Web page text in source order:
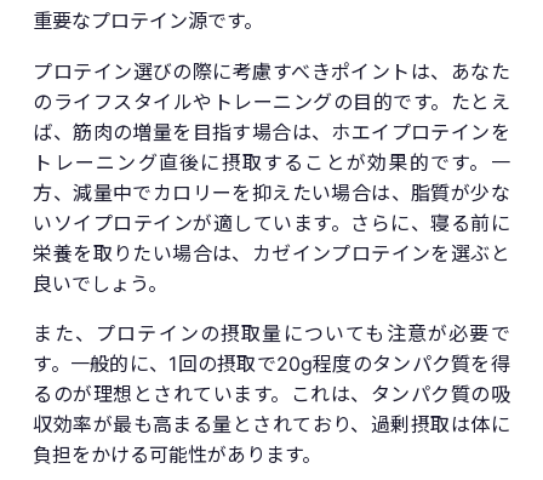
重要なプロテイン源です。
プロテイン選びの際に考慮すべきポイントは、あなた
のライフスタイルやトレーニングの目的です。たとえ
ば、筋肉の増量を目指す場合は、ホエイプロテインを
トレーニング直後に摂取することが効果的です。一
方、減量中でカロリーを抑えたい場合は、脂質が少な
いソイプロテインが適しています。さらに、寝る前に
栄養を取りたい場合は、カゼインプロテインを選ぶと
良いでしょう。
また、プロテインの摂取量についても注意が必要で
す。一般的に、1回の摂取で20g程度のタンパク質を得
るのが理想とされています。これは、タンパク質の吸
収効率が最も高まる量とされており、過剰摂取は体に
負担をかける可能性があります。